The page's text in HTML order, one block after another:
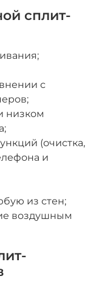
сплит-
с
низком
(очистка,
и
из стен;
воздушным